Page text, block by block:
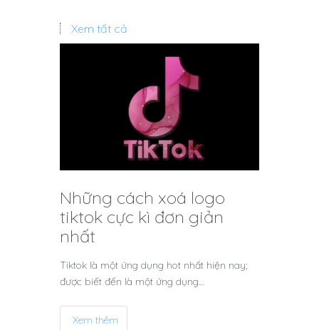
Xem tất cả
Những cách xoá logo
tiktok cực kì đơn giản
nhất
Tiktok là một ứng dụng hot nhất hiện nay;
được biết đến là một ứng dụng…
Xem thêm